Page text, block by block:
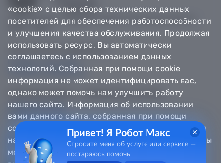
© Департамент информатизации Тюменской области,
Техническая поддержка
Сообщить об ошибке
Направить обращение
Информационно - справочная служба
8 800 100-12-90
8 3452 56-63-30
«cookie» с целью сбора технических данных
посетителей для обеспечения работоспособности
и улучшения качества обслуживания. Продолжая
использовать ресурс, Вы автоматически
соглашаетесь с использованием данных
технологий. Собранная при помощи cookie
информация не может идентифицировать вас,
однако может помочь нам улучшить работу
нашего сайта. Информация об использовании
вами данного сайта, собранная при помощи
cookie, будет передаваться Яндексу и храниться
на сервере Яндекса в Российской Федерации. Вы
можете отказаться от использования «cookie»,
Привет! Я Робот Макс
Спросите меня об услуге или сервисе —
постараюсь помочь